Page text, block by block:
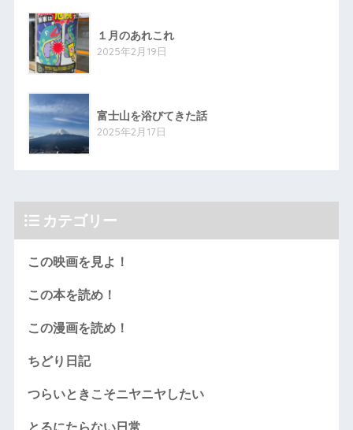
１月のあれこれ
2025年2月19日
富士山を浴びてきた話
2025年2月17日
カテゴリー
この映画を見よ！
この本を読め！
この漫画を読め！
ちどり日記
つらいときこそニヤニヤしたい
とるにたらない日常